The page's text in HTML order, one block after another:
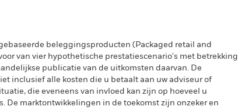
beleggingsproducten (Packaged retail and
van vier hypothetische prestatiescenario's met betrekking
publicatie van de uitkomsten daarvan. De
inclusief alle kosten die u betaalt aan uw adviseur of
die eveneens van invloed kan zijn op hoeveel u
marktontwikkelingen in de toekomst zijn onzeker en